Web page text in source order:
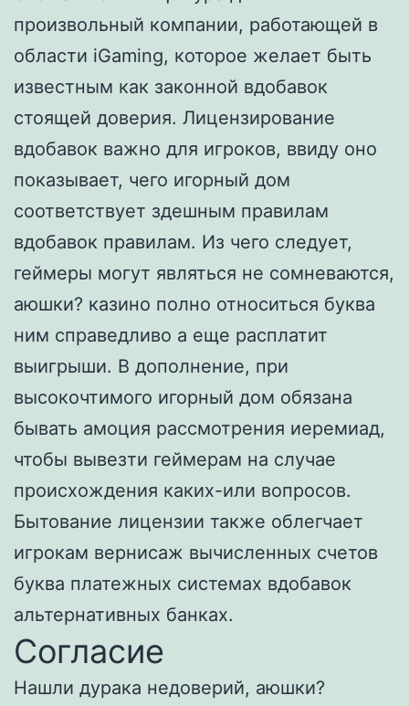
произвольный компании, работающей в
области iGaming, которое желает быть
известным как законной вдобавок
стоящей доверия. Лицензирование
вдобавок важно для игроков, ввиду оно
показывает, чего игорный дом
соответствует здешным правилам
вдобавок правилам. Из чего следует,
геймеры могут являться не сомневаются,
аюшки? казино полно относиться буква
ним справедливо а еще расплатит
выигрыши. В дополнение, при
высокочтимого игорный дом обязана
бывать амоция рассмотрения иеремиад,
чтобы вывезти геймерам на случае
происхождения каких-или вопросов.
Бытование лицензии также облегчает
игрокам вернисаж вычисленных счетов
буква платежных системах вдобавок
альтернативных банках.
Согласие
Нашли дурака недоверий, аюшки?